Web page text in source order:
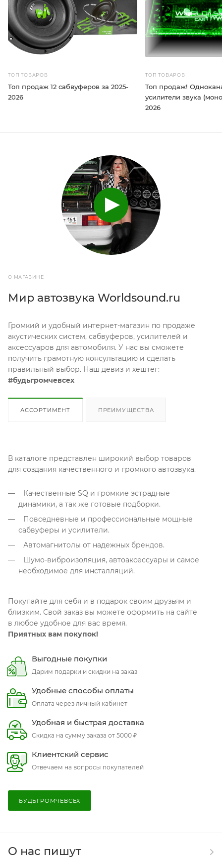
ТОП ТОВАРОВ
Топ продаж 12 сабвуферов за 2025-
2026
ТОП ТОВАРОВ
Топ продаж!
усилители звука
2026
О МАГАЗИНЕ
Мир автозвука Worldsound.ru
Громкий и удобный интернет-магазин по продаже
акустических систем, сабвуферов, усилителей и
аксессуаров для автомобиля. У нас вы сможете
получить грамотную консультацию и сделать
правильный выбор. Наш девиз и хештег:
#будьгромчевсех
АССОРТИМЕНТ ПРЕИМУЩЕСТВА
В каталоге представлен широкий выбор товаров
для создания качественного и громкого автозвука.
Качественные SQ и громкие эстрадные
динамики, а так же готовые подборки.
Повседневные и профессиональные мощные
сабвуферы и усилители.
Автомагнитолы от надежных брендов.
Шумо-виброизоляция, автоаксессуары и самое
необходимое для инсталляций.
Покупайте для себя и в подарок своим друзьям и
близким. Свой заказ вы можете оформить на сайте
в любое удобное для вас время.
Приятных вам покупок!
Выгодные покупки
Дарим подарки и скидки на заказ
Удобные способы оплаты
Оплата через личный кабинет
Удобная и быстрая доставка
Скидка на сумму заказа от 5000 ₽
Клиентский сервис
Отвечаем на вопросы покупателей
БУДЬГРОМЧЕВСЕХ
О нас пишут